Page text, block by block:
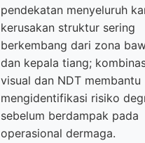
pendekatan menyeluruh
kerusakan struktur sering
berkembang dari zona
dan kepala tiang;
visual dan NDT membantu
mengidentifikasi risiko
sebelum berdampak pada
operasional dermaga.